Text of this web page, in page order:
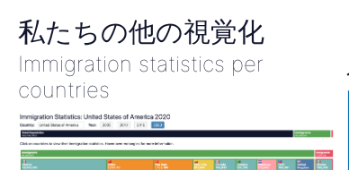
私たちの他の視覚化
Immigration statistics per
countries